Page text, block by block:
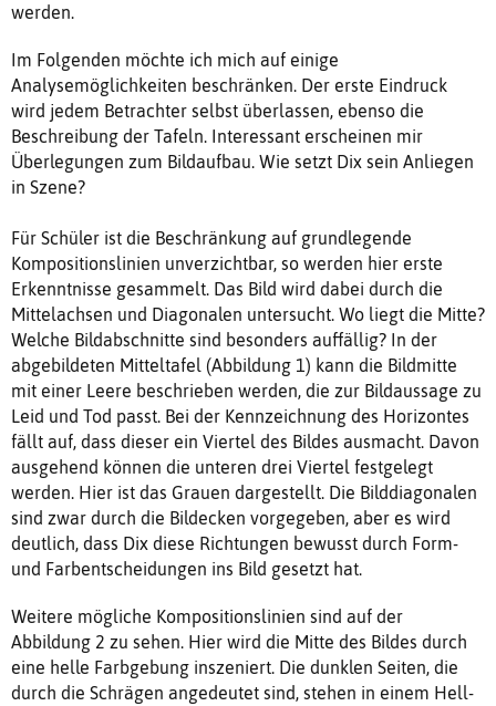
werden.
Im Folgenden möchte ich mich auf einige
Analysemöglichkeiten beschränken. Der erste Eindruck
wird jedem Betrachter selbst überlassen, ebenso die
Beschreibung der Tafeln. Interessant erscheinen mir
Überlegungen zum Bildaufbau. Wie setzt Dix sein Anliegen
in Szene?
Für Schüler ist die Beschränkung auf grundlegende
Kompositionslinien unverzichtbar, so werden hier erste
Erkenntnisse gesammelt. Das Bild wird dabei durch die
Mittelachsen und Diagonalen untersucht. Wo liegt die Mitte?
Welche Bildabschnitte sind besonders auffällig? In der
abgebildeten Mitteltafel (Abbildung 1) kann die Bildmitte
mit einer Leere beschrieben werden, die zur Bildaussage zu
Leid und Tod passt. Bei der Kennzeichnung des Horizontes
fällt auf, dass dieser ein Viertel des Bildes ausmacht. Davon
ausgehend können die unteren drei Viertel festgelegt
werden. Hier ist das Grauen dargestellt. Die Bilddiagonalen
sind zwar durch die Bildecken vorgegeben, aber es wird
deutlich, dass Dix diese Richtungen bewusst durch Form-
und Farbentscheidungen ins Bild gesetzt hat.
Weitere mögliche Kompositionslinien sind auf der
Abbildung 2 zu sehen. Hier wird die Mitte des Bildes durch
eine helle Farbgebung inszeniert. Die dunklen Seiten, die
durch die Schrägen angedeutet sind, stehen in einem Hell-